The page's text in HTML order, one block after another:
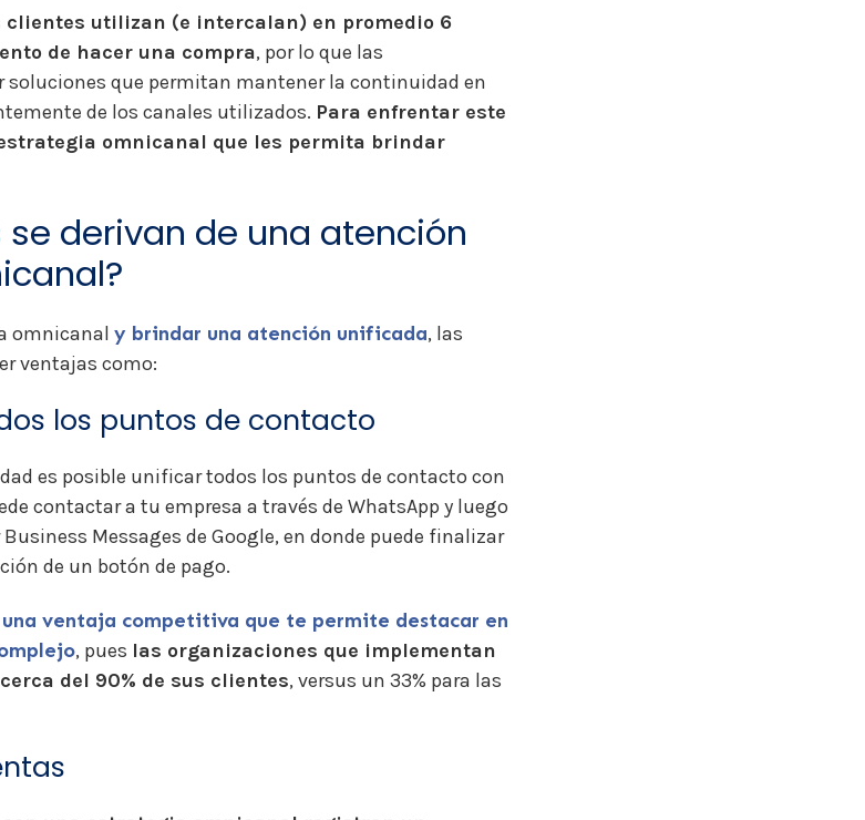
clientes utilizan (e intercalan) en promedio 6
de hacer una compra, por lo que las
soluciones que permitan mantener la continuidad en
de los canales utilizados. Para enfrentar este
omnicanal que les permita brindar
derivan de una atención
omnicanal y brindar una atención unificada, las
ventajas como:
los puntos de contacto
es posible unificar todos los puntos de contacto con
contactar a tu empresa a través de WhatsApp y luego
Messages de Google, en donde puede finalizar
de un botón de pago.
una ventaja competitiva que te permite destacar en
, pues las organizaciones que implementan
del 90% de sus clientes, versus un 33% para las